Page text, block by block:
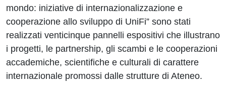
mondo: iniziative di internazionalizzazione e
cooperazione allo sviluppo di UniFi” sono stati
realizzati venticinque pannelli espositivi che illustrano
i progetti, le partnership, gli scambi e le cooperazioni
accademiche, scientifiche e culturali di carattere
internazionale promossi dalle strutture di Ateneo.